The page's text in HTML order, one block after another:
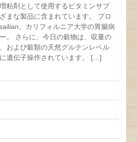
粘剤として使用するビタミンサプ
まな製品に含まれています。 プロ
、カリフォルニア大学の胃腸病
。 さらに、今日の穀物は、収量の
および穀類の天然グルテンレベル
遺伝子操作されています。 […]